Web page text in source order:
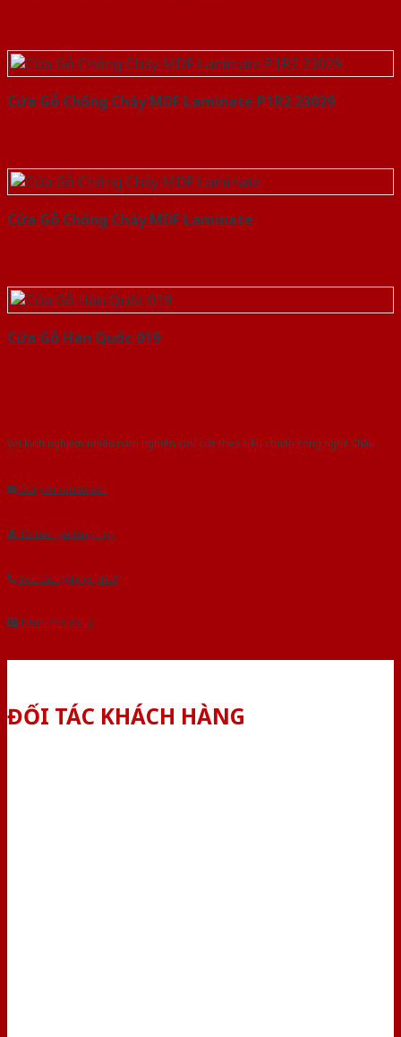
Cửa Gỗ Chống Cháy MDF Laminate P1R2 23029
Cửa Gỗ Chống Cháy MDF Laminate
Cửa Gỗ Hàn Quốc 019
Với kinh nghiệm nhiêu năm nghiên cứu cửa theo tiêu chuẩn công nghệ Châu
Gửi yêu cầu tư vấn
Tải báo giá tổng hợp
Yêu cầu gọi lại (3 phút)
Dành cho đại lý
ĐỐI TÁC KHÁCH HÀNG